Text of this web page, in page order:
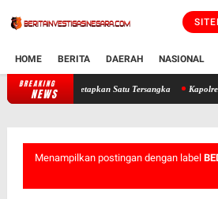
HOME BERITA DAERAH NASIONAL
BREAKING
NEWS Minyakita Diduga Tak Penuhi
Menampilkan postingan dengan label